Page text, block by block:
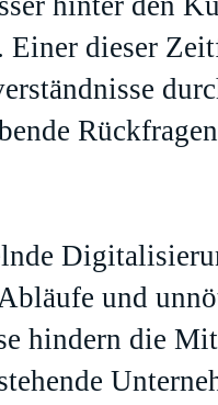
dieser
und
hindern die